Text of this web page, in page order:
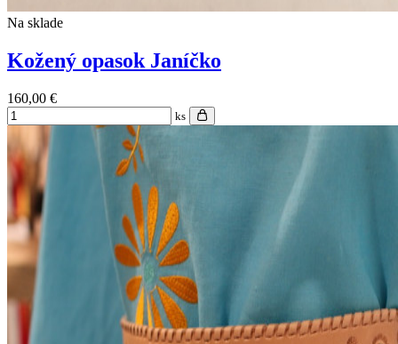
Na sklade
Kožený opasok Janíčko
160,00 €
ks